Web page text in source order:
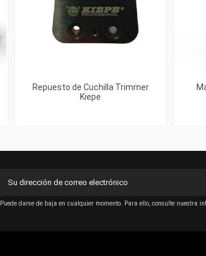
Repuesto de Cuchilla Trimmer
Kiepe
Puede darse de baja en cualquier momento. Para ello, consulte nuestra